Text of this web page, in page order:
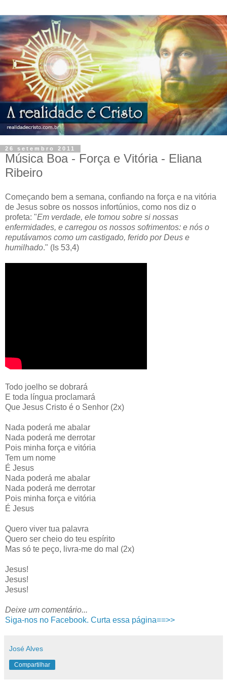
26 setembro 2011
Música Boa - Força e Vitória - Eliana
Ribeiro
Começando bem a semana, confiando na força e na vitória
de Jesus sobre os nossos infortúnios, como nos diz o
profeta: "Em verdade, ele tomou sobre si nossas
enfermidades, e carregou os nossos sofrimentos: e nós o
reputávamos como um castigado, ferido por Deus e
humilhado." (Is 53,4)
Todo joelho se dobrará
E toda língua proclamará
Que Jesus Cristo é o Senhor (2x)
Nada poderá me abalar
Nada poderá me derrotar
Pois minha força e vitória
Tem um nome
É Jesus
Nada poderá me abalar
Nada poderá me derrotar
Pois minha força e vitória
É Jesus
Quero viver tua palavra
Quero ser cheio do teu espírito
Mas só te peço, livra-me do mal (2x)
Jesus!
Jesus!
Jesus!
Deixe um comentário...
Siga-nos no Facebook. Curta essa página==>>
José Alves
Compartilhar